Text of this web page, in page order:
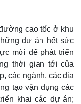
cao tốc ở khu
dự án hết sức
mới để phát triển
thời gian tới của
các ngành, các địa
tạo vận dụng các
khai các dự án;